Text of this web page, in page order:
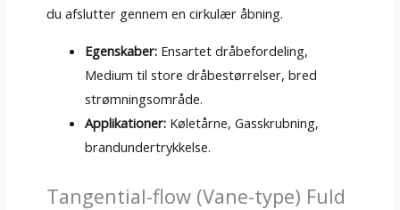
du afslutter gennem en cirkulær åbning.
Egenskaber: Ensartet dråbefordeling,
Medium til store dråbestørrelser, bred
strømningsområde.
Applikationer: Køletårne, Gasskrubning,
brandundertrykkelse.
Tangential-flow (Vane-type) Fuld